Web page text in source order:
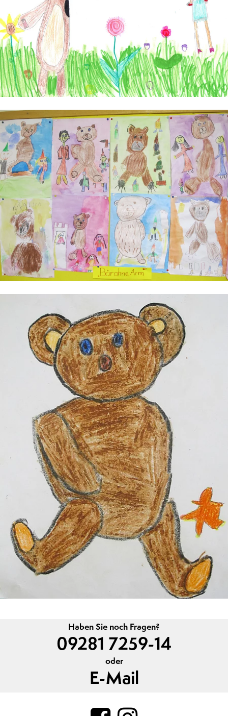
Haben Sie noch Fragen?
09281 7259-14
oder
E-Mail